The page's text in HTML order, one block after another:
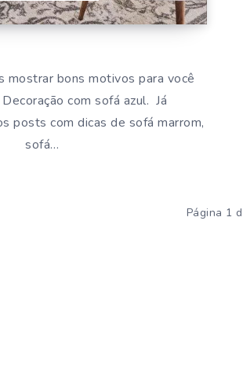
mostrar bons motivos para você
com sofá azul. Já
posts com dicas de sofá marrom,
sofá…
Página 1